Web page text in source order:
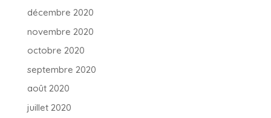
décembre 2020
novembre 2020
octobre 2020
septembre 2020
août 2020
juillet 2020